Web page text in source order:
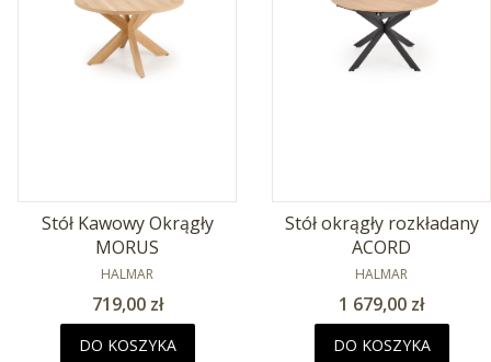
Stół Kawowy Okrągły
MORUS
PRODUCENT
HALMAR
Cena
719,00 zł
DO KOSZYKA
Stół okrągły rozkładany
ACORD
PRODUCENT
HALMAR
Cena
1 679,00 zł
DO KOSZYKA